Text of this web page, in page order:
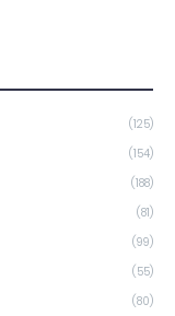
(125)
(154)
(188)
(81)
(99)
(55)
(80)